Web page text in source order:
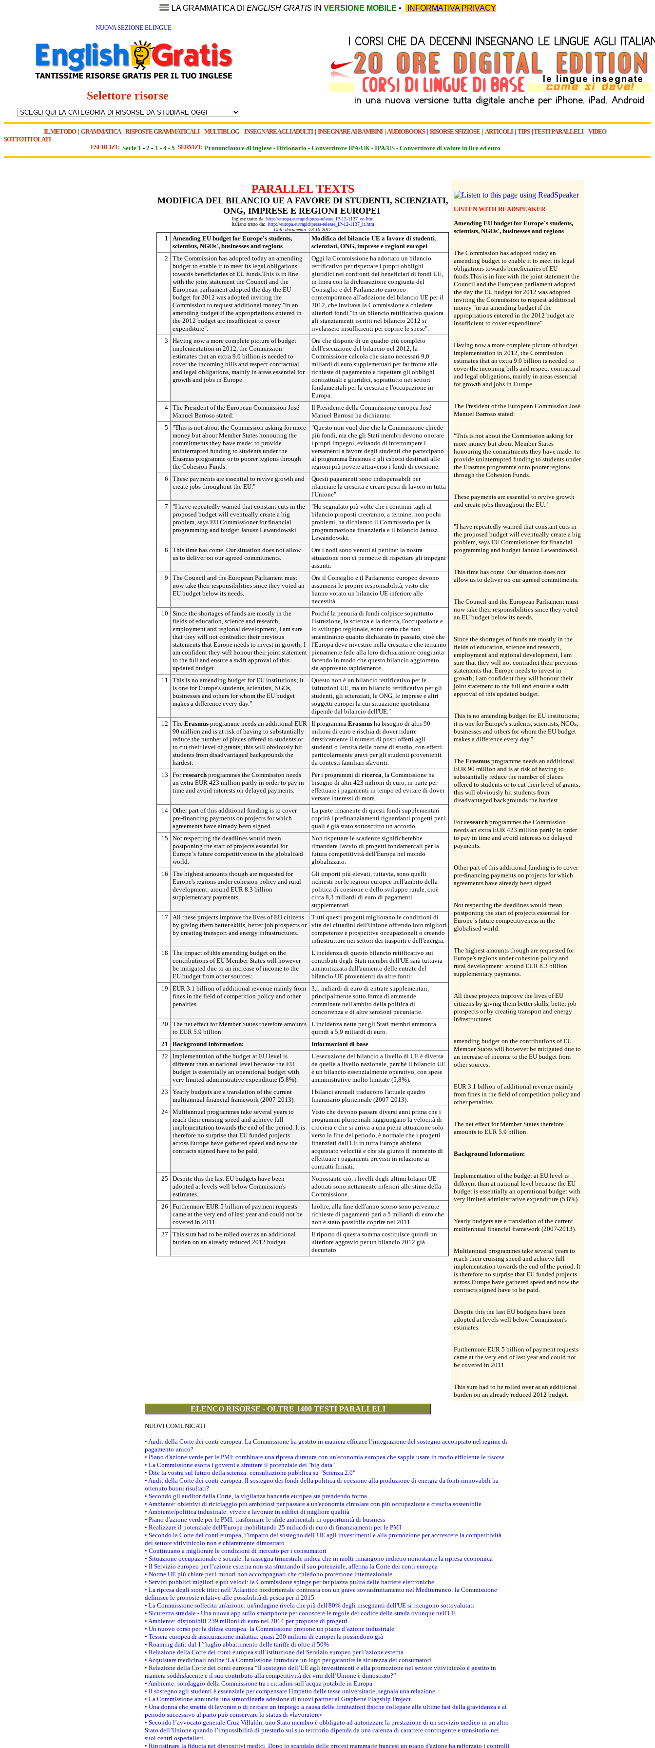
LA GRAMMATICA DI ENGLISH GRATIS IN VERSIONE MOBILE • INFORMATIVA PRIVACY
NUOVA SEZIONE ELINGUE
Selettore risorse
IL METODO| GRAMMATICA| RISPOSTE GRAMMATICALI| MULTIBLOG| INSEGNARE AGLI ADULTI | INSEGNARE AI BAMBINI| AUDIOBOOKS| RISORSE SFIZIOSE | ARTICOLI| TIPS|TESTI PARALLELI| VIDEO
SOTTOTITOLATI
ESERCIZI : Serie 1 - 2 - 3 - 4 - 5 SERVIZI: Pronunciatore di inglese - Dizionario - Convertitore IPA/UK - IPA/US - Convertitore di valute in lire ed euro
PARALLEL TEXTS
MODIFICA DEL BILANCIO UE A FAVORE DI STUDENTI, SCIENZIATI,
ONG, IMPRESE E REGIONI EUROPEI
Inglese tratto da: http://europa.eu/rapid/press-release_IP-12-1137_en.htm
Italiano tratto da: http://europa.eu/rapid/press-release_IP-12-1137_it.htm
Data documento: 23-10-2012
1
Amending EU budget for Europe's students,
scientists, NGOs', businesses and regions
Modifica del bilancio UE a favore di studenti,
scienziati, ONG, imprese e regioni europei
2
The Commission has adopted today an amending
budget to enable it to meet its legal obligations
towards beneficiaries of EU funds.This is in line
with the joint statement the Council and the
European parliament adopted the day the EU
budget for 2012 was adopted inviting the
Commission to request additional money "in an
amending budget if the appropriations entered in
the 2012 budget are insufficient to cover
expenditure".
Oggi la Commissione ha adottato un bilancio
rettificativo per rispettare i propri obblighi
giuridici nei confronti dei beneficiari di fondi UE,
in linea con la dichiarazione congiunta del
Consiglio e del Parlamento europeo
contemporanea all'adozione del bilancio UE per il
2012, che invitava la Commissione a chiedere
ulteriori fondi "in un bilancio rettificativo qualora
gli stanziamenti iscritti nel bilancio 2012 si
rivelassero insufficienti per coprire le spese".
3
Having now a more complete picture of budget
implementation in 2012, the Commission
estimates that an extra 9.0 billion is needed to
cover the incoming bills and respect contractual
and legal obligations, mainly in areas essential for
growth and jobs in Europe.
Ora che dispone di un quadro più completo
dell'esecuzione del bilancio nel 2012, la
Commissione calcola che siano necessari 9,0
miliardi di euro supplementari per far fronte alle
richieste di pagamento e rispettare gli obblighi
contrattuali e giuridici, soprattutto nei settori
fondamentali per la crescita e l'occupazione in
Europa.
4 The President of the European Commission José
Manuel Barroso stated:
Il Presidente della Commissione europea José
Manuel Barroso ha dichiarato:
5
"This is not about the Commission asking for more
money but about Member States honouring the
commitments they have made: to provide
uninterrupted funding to students under the
Erasmus programme or to poorer regions through
the Cohesion Funds.
"Questo non vuol dire che la Commissione chiede
più fondi, ma che gli Stati membri devono onorare
i propri impegni, evitando di interrompere i
versamenti a favore degli studenti che partecipano
al programma Erasmus o gli esborsi destinati alle
regioni più povere attraverso i fondi di coesione.
6
These payments are essential to revive growth and
create jobs throughout the EU."
Questi pagamenti sono indispensabili per
rilanciare la crescita e creare posti di lavoro in tutta
l'Unione".
7
"I have repeatedly warned that constant cuts in the
proposed budget will eventually create a big
problem, says EU Commissioner for financial
programming and budget Janusz Lewandowski.
"Ho segnalato più volte che i continui tagli al
bilancio proposti creeranno, a termine, non pochi
problemi, ha dichiarato il Commissario per la
programmazione finanziaria e il bilancio Janusz
Lewandowski.
8
This time has come. Our situation does not allow
us to deliver on our agreed commitments.
Ora i nodi sono venuti al pettine: la nostra
situazione non ci permette di rispettare gli impegni
assunti.
9
The Council and the European Parliament must
now take their responsibilities since they voted an
EU budget below its needs.
Ora il Consiglio e il Parlamento europeo devono
assumersi le proprie responsabilità, visto che
hanno votato un bilancio UE inferiore alle
necessità.
10
Since the shortages of funds are mostly in the
fields of education, science and research,
employment and regional development, I am sure
that they will not contradict their previous
statements that Europe needs to invest in growth; I
am confident they will honour their joint statement
to the full and ensure a swift approval of this
updated budget.
Poiché la penuria di fondi colpisce soprattutto
l'istruzione, la scienza e la ricerca, l'occupazione e
lo sviluppo regionale, sono certo che non
smentiranno quanto dichiarato in passato, cioè che
l'Europa deve investire nella crescita e che terranno
pienamente fede alla loro dichiarazione congiunta
facendo in modo che questo bilancio aggiornato
sia approvato rapidamente.
11
This is no amending budget for EU institutions; it
is one for Europe's students, scientists, NGOs,
businesses and others for whom the EU budget
makes a difference every day."
Questo non è un bilancio rettificativo per le
istituzioni UE, ma un bilancio rettificativo per gli
studenti, gli scienziati, le ONG, le imprese e altri
soggetti europei la cui situazione quotidiana
dipende dal bilancio dell'UE."
12
The Erasmus programme needs an additional EUR
90 million and is at risk of having to substantially
reduce the number of places offered to students or
to cut their level of grants; this will obviously hit
students from disadvantaged backgrounds the
hardest.
Il programma Erasmus ha bisogno di altri 90
milioni di euro e rischia di dover ridurre
drasticamente il numero di posti offerti agli
studenti o l'entità delle borse di studio, con effetti
particolarmente gravi per gli studenti provenienti
da contesti familiari sfavoriti.
13
Forresearch programmes the Commission needs
an extra EUR 423 million partly in order to pay in
time and avoid interests on delayed payments.
Per i programmi di ricerca, la Commissione ha
bisogno di altri 423 milioni di euro, in parte per
effettuare i pagamenti in tempo ed evitare di dover
versare interessi di mora.
14 Other part of this additional funding is to cover
pre-financing payments on projects for which
agreements have already been signed.
La parte rimanente di questi fondi supplementari
coprirà i prefinanziamenti riguardanti progetti per i
quali è già stato sottoscritto un accordo.
15
Not respecting the deadlines would mean
postponing the start of projects essential for
Europe´s future competitiveness in the globalised
world.
Non rispettare le scadenze significherebbe
rimandare l'avvio di progetti fondamentali per la
futura competitività dell'Europa nel mondo
globalizzato.
16
The highest amounts though are requested for
Europe's regions under cohesion policy and rural
development: around EUR 8.3 billion
supplementary payments.
Gli importi più elevati, tuttavia, sono quelli
richiesti per le regioni europee nell'ambito della
politica di coesione e dello sviluppo rurale, cioè
circa 8,3 miliardi di euro di pagamenti
supplementari.
17
All these projects improve the lives of EU citizens
by giving them better skills, better job prospects or
by creating transport and energy infrastructures.
Tutti questi progetti migliorano le condizioni di
vita dei cittadini dell'Unione offrendo loro migliori
competenze e prospettive occupazionali o creando
infrastrutture nei settori dei trasporti e dell'energia.
18
The impact of this amending budget on the
contributions of EU Member States will however
be mitigated due to an increase of income to the
EU budget from other sources:
L'incidenza di questo bilancio rettificativo sui
contributi degli Stati membri dell'UE sarà tuttavia
ammortizzata dall'aumento delle entrate del
bilancio UE provenienti da altre fonti:
19
EUR 3.1 billion of additional revenue mainly from
fines in the field of competition policy and other
penalties.
3,1 miliardi di euro di entrate supplementari,
principalmente sotto forma di ammende
comminate nell'ambito della politica di
concorrenza e di altre sanzioni pecuniarie.
20
The net effect for Member States therefore amounts
to EUR 5.9 billion.
L'incidenza netta per gli Stati membri ammonta
quindi a 5,9 miliardi di euro.
21
Background Information:
Informazioni di base
22
Implementation of the budget at EU level is
different than at national level because the EU
budget is essentially an operational budget with
very limited administrative expenditure (5.8%).
L'esecuzione del bilancio a livello di UE è diversa
da quella a livello nazionale, perché il bilancio UE
è un bilancio essenzialmente operativo, con spese
amministrative molto limitate (5,8%).
23
Yearly budgets are a translation of the current
multiannual financial framework (2007-2013).
I bilanci annuali traducono l'attuale quadro
finanziario pluriennale (2007-2013).
24 Multiannual programmes take several years to
reach their cruising speed and achieve full
implementation towards the end of the period. It is
therefore no surprise that EU funded projects
across Europe have gathered speed and now the
contracts signed have to be paid.
Visto che devono passare diversi anni prima che i
programmi pluriennali raggiungano la velocità di
crociera e che si arriva a una piena attuazione solo
verso la fine del periodo, è normale che i progetti
finanziati dall'UE in tutta Europa abbiano
acquistato velocità e che sia giunto il momento di
effettuare i pagamenti previsti in relazione ai
contratti firmati.
25
Despite this the last EU budgets have been
adopted at levels well below Commission's
estimates.
Nonostante ciò, i livelli degli ultimi bilanci UE
adottati sono nettamente inferiori alle stime della
Commissione.
26
Furthermore EUR 5 billion of payment requests
came at the very end of last year and could not be
covered in 2011.
Inoltre, alla fine dell'anno scorso sono pervenute
richieste di pagamenti pari a 5 miliardi di euro che
non è stato possibile coprire nel 2011.
27
This sum had to be rolled over as an additional
burden on an already reduced 2012 budget.
Il riporto di questa somma costituisce quindi un
ulteriore aggravio per un bilancio 2012 già
decurtato.
LISTEN WITH READSPEAKER
Amending EU budget for Europe's students,
scientists, NGOs', businesses and regions
The Commission has adopted today an
amending budget to enable it to meet its legal
obligations towards beneficiaries of EU
funds.This is in line with the joint statement the
Council and the European parliament adopted
the day the EU budget for 2012 was adopted
inviting the Commission to request additional
money "in an amending budget if the
appropriations entered in the 2012 budget are
insufficient to cover expenditure".
Having now a more complete picture of budget
implementation in 2012, the Commission
estimates that an extra 9.0 billion is needed to
cover the incoming bills and respect contractual
and legal obligations, mainly in areas essential
for growth and jobs in Europe.
The President of the European Commission José
Manuel Barroso stated:
"This is not about the Commission asking for
more money but about Member States
honouring the commitments they have made: to
provide uninterrupted funding to students under
the Erasmus programme or to poorer regions
through the Cohesion Funds.
These payments are essential to revive growth
and create jobs throughout the EU."
"I have repeatedly warned that constant cuts in
the proposed budget will eventually create a big
problem, says EU Commissioner for financial
programming and budget Janusz Lewandowski.
This time has come. Our situation does not
allow us to deliver on our agreed commitments.
The Council and the European Parliament must
now take their responsibilities since they voted
an EU budget below its needs.
Since the shortages of funds are mostly in the
fields of education, science and research,
employment and regional development, I am
sure that they will not contradict their previous
statements that Europe needs to invest in
growth; I am confident they will honour their
joint statement to the full and ensure a swift
approval of this updated budget.
This is no amending budget for EU institutions;
it is one for Europe's students, scientists, NGOs,
businesses and others for whom the EU budget
makes a difference every day."
The Erasmus programme needs an additional
EUR 90 million and is at risk of having to
substantially reduce the number of places
offered to students or to cut their level of grants;
this will obviously hit students from
disadvantaged backgrounds the hardest.
Forresearch programmes the Commission
needs an extra EUR 423 million partly in order
to pay in time and avoid interests on delayed
payments.
Other part of this additional funding is to cover
pre-financing payments on projects for which
agreements have already been signed.
Not respecting the deadlines would mean
postponing the start of projects essential for
Europe´s future competitiveness in the
globalised world.
The highest amounts though are requested for
Europe's regions under cohesion policy and
rural development: around EUR 8.3 billion
supplementary payments.
All these projects improve the lives of EU
citizens by giving them better skills, better job
prospects or by creating transport and energy
infrastructures.
amending budget on the contributions of EU
Member States will however be mitigated due to
an increase of income to the EU budget from
other sources:
EUR 3.1 billion of additional revenue mainly
from fines in the field of competition policy and
other penalties.
The net effect for Member States therefore
amounts to EUR 5.9 billion.
Background Information:
Implementation of the budget at EU level is
different than at national level because the EU
budget is essentially an operational budget with
very limited administrative expenditure (5.8%).
Yearly budgets are a translation of the current
multiannual financial framework (2007-2013).
Multiannual programmes take several years to
reach their cruising speed and achieve full
implementation towards the end of the period. It
is therefore no surprise that EU funded projects
across Europe have gathered speed and now the
contracts signed have to be paid.
Despite this the last EU budgets have been
adopted at levels well below Commission's
estimates.
Furthermore EUR 5 billion of payment requests
came at the very end of last year and could not
be covered in 2011.
This sum had to be rolled over as an additional
burden on an already reduced 2012 budget.
ELENCO RISORSE - OLTRE 1400 TESTI PARALLELI
NUOVI COMUNICATI
• Audit della Corte dei conti europea: La Commissione ha gestito in maniera efficace l’integrazione del sostegno accoppiato nel regime di
pagamento unico?
• Piano d'azione verde per le PMI: combinare una ripresa duratura con un'economia europea che sappia usare in modo efficiente le risorse
• La Commissione esorta i governi a sfruttare il potenziale dei "big data"
• Dite la vostra sul futuro della scienza: consultazione pubblica su "Scienza 2.0"
• Audit della Corte dei conti europea: Il sostegno dei fondi della politica di coesione alla produzione di energia da fonti rinnovabili ha
ottenuto buoni risultati?
• Secondo gli auditor della Corte, la vigilanza bancaria europea sta prendendo forma
• Ambiente: obiettivi di riciclaggio più ambiziosi per passare a un'economia circolare con più occupazione e crescita sostenibile
• Ambiente/politica industriale: vivere e lavorare in edifici di migliore qualità
• Piano d'azione verde per le PMI: trasformare le sfide ambientali in opportunità di business
• Realizzare il potenziale dell'Europa mobilitando 25 miliardi di euro di finanziamenti per le PMI
• Secondo la Corte dei conti europea, l’impatto del sostegno dell’UE agli investimenti e alla promozione per accrescere la competitività
del settore vitivinicolo non è chiaramente dimostrato
• Continuano a migliorare le condizioni di mercato per i consumatori
• Situazione occupazionale e sociale: la rassegna trimestrale indica che in molti rimangono indietro nonostante la ripresa economica
• Il Servizio europeo per l’azione esterna non sta sfruttando il suo potenziale, afferma la Corte dei conti europea
• Norme UE più chiare per i minori non accompagnati che chiedono protezione internazionale
• Servizi pubblici migliori e più veloci: la Commissione spinge per far piazza pulita delle barriere elettroniche
• La ripresa degli stock ittici nell’Atlantico nordorientale contrasta con un grave sovrasfruttamento nel Mediterraneo: la Commissione
definisce le proposte relative alle possibilità di pesca per il 2015
• La Commissione sollecita un'azione: un'indagine rivela che più dell'80% degli insegnanti dell'UE si ritengono sottovalutati
• Sicurezza stradale - Una nuova app sullo smartphone per conoscere le regole del codice della strada ovunque nell'UE
• Ambiente: disponibili 239 milioni di euro nel 2014 per proposte di progetti
• Un nuovo corso per la difesa europea: la Commissione propone un piano d’azione industriale
• Tessera europea di assicurazione malattia: quasi 200 milioni di europei la possiedono già
• Roaming dati: dal 1° luglio abbattimento delle tariffe di oltre il 50%
• Relazione della Corte dei conti europea sull’istituzione del Servizio europeo per l’azione esterna
• Acquistare medicinali online?La Commissione introduce un logo per garantire la sicurezza dei consumatori
• Relazione della Corte dei conti europea “Il sostegno dell’UE agli investimenti e alla promozione nel settore vitivinicolo è gestito in
maniera soddisfacente e il suo contributo alla competitività dei vini dell’Unione è dimostrato?”
• Ambiente: sondaggio della Commissione tra i cittadini sull’acqua potabile in Europa
• Il sostegno agli studenti è essenziale per compensare l'impatto delle tasse universitarie, segnala una relazione
• La Commissione annuncia una straordinaria adesione di nuovi partner al Graphene Flagship Project
• Una donna che smetta di lavorare o di cercare un impiego a causa delle limitazioni fisiche collegate alle ultime fasi della gravidanza e al
periodo successivo al parto può conservare lo status di «lavoratore»
• Secondo l’avvocato generale Cruz Villalón, uno Stato membro è obbligato ad autorizzare la prestazione di un servizio medico in un altro
Stato dell’Unione quando l’impossibilità di prestarlo sul suo territorio dipenda da una carenza di carattere contingente e transitorio nei
suoi centri ospedalieri
• Ripristinare la fiducia nei dispositivi medici. Dopo lo scandalo delle protesi mammarie francesi un piano d'azione ha rafforzato i controlli